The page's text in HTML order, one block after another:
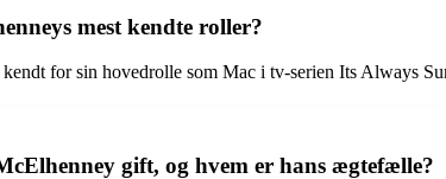
mest kendte roller?
for sin hovedrolle som Mac i tv-serien Its Always
gift, og hvem er hans ægtefælle?